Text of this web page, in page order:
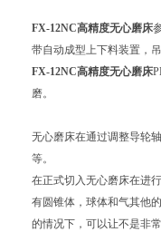
FX-12NC高精度无心磨床
带自动成型上下料装置，
FX-12NC高精度无心磨床
磨。
无心磨床在通过调整导轮
等。
在正式切入无心磨床在进
有圆锥体，球体和气其他
的情况下，可以让不是非